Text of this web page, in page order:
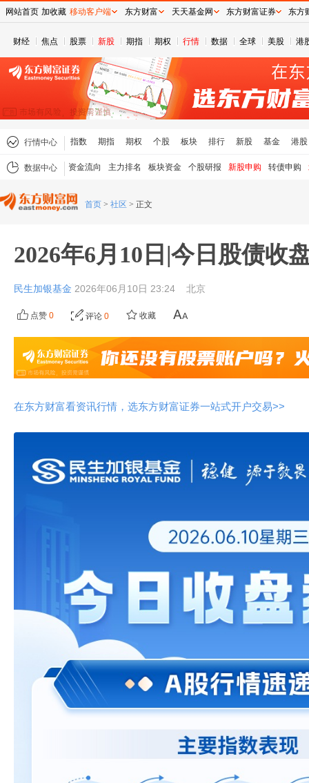
财经 焦点 股票 新股 期指 期权 行情 数据 全球 美股 港
行情中心 指数 期指 期权 个股 板块 排行 新股 基金 港股
数据中心 资金流向 主力排名 板块资金 个股研报 新股申购 转债申购
首页 > 社区 > 正文
2026年6月10日|今日股债收
民生加银基金 2026年06月10日 23:24 北京
点赞 0 评论 0 收藏
在东方财富看资讯行情，选东方财富证券一站式开户交易>>
网站首页 加收藏 移动客户端 东方财富 天天基金网 东方财富证券 东方